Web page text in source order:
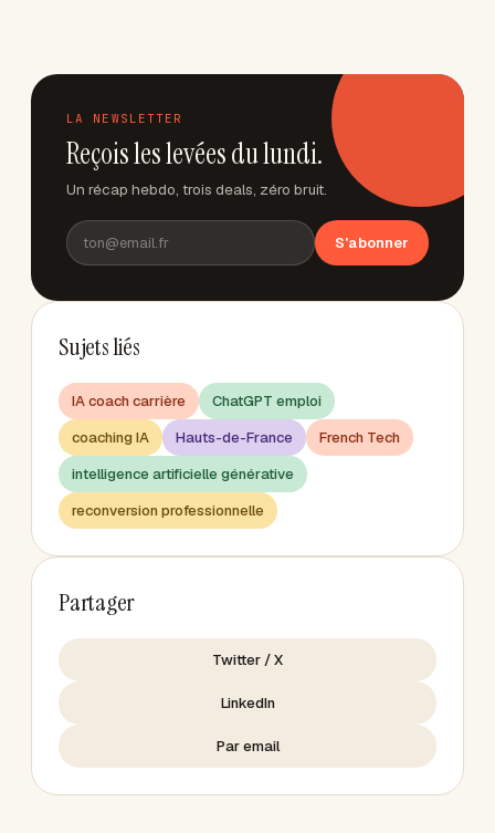
LA NEWSLETTER
Reçois les levées du lundi.
Un récap hebdo, trois deals, zéro bruit.
S'abonner
Sujets liés
IA coach carrière
ChatGPT emploi
coaching IA
Hauts-de-France
French Tech
intelligence artificielle générative
reconversion professionnelle
Partager
Twitter / X
LinkedIn
Par email